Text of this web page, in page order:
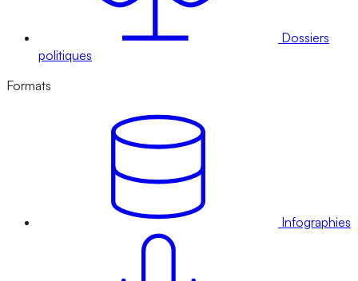
Dossiers
politiques
Formats
Infographies